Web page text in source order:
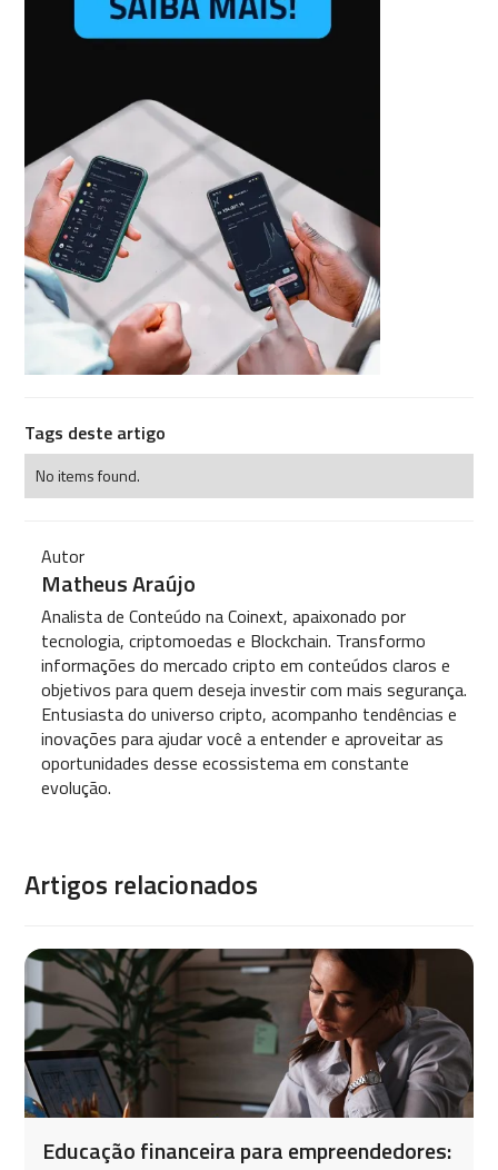
Tags deste artigo
No items found.
Autor
Matheus Araújo
Analista de Conteúdo na Coinext, apaixonado por
tecnologia, criptomoedas e Blockchain. Transformo
informações do mercado cripto em conteúdos claros e
objetivos para quem deseja investir com mais segurança.
Entusiasta do universo cripto, acompanho tendências e
inovações para ajudar você a entender e aproveitar as
oportunidades desse ecossistema em constante
evolução.
Artigos relacionados
Educação financeira para empreendedores: